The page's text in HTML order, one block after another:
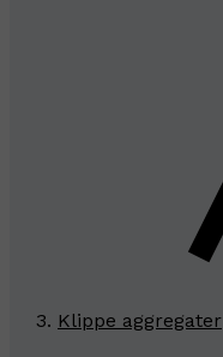
Klippe aggregater